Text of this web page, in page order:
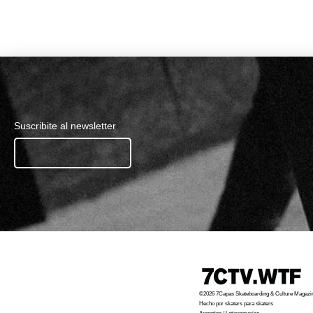
Suscribite al newsletter
Ingresa tu email.......
©2026 7Capas Skateboarding & Culture
Hecho por skaters para skaters